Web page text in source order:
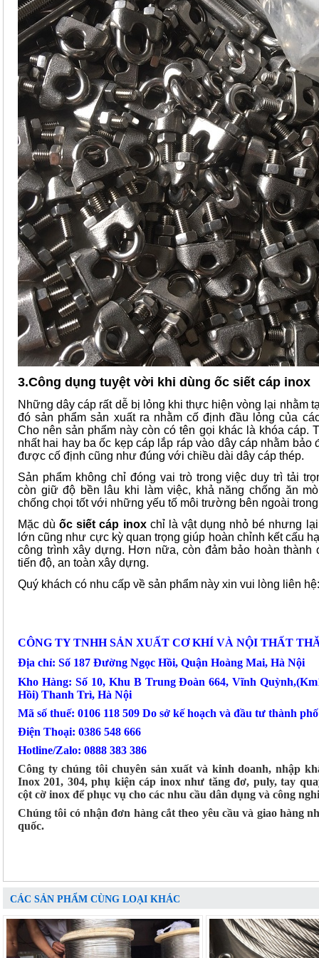
3.Công dụng tuyệt vời khi dùng ốc siết cáp inox
Những dây cáp rất dễ bị lỏng khi thực hiện vòng lại nhằm
đó sản phẩm sản xuất ra nhằm cố định đầu lỏng của
Cho nên sản phẩm này còn có tên gọi khác là khóa cáp.
nhất hai hay ba ốc kẹp cáp lắp ráp vào dây cáp nhằm bảo
được cố định cũng như đúng với chiều dài dây cáp thép.
Sản phẩm không chỉ đóng vai trò trong việc duy trì tải
còn giữ độ bền lâu khi làm việc, khả năng chống ăn
chống chọi tốt với những yếu tố môi trường bên ngoài
Mặc dùốc siết cáp inoxchỉ là vật dụng nhỏ bé nhưng
lớn cũng như cực kỳ quan trọng giúp hoàn chỉnh kết cấu
công trình xây dựng. Hơn nữa, còn đảm bảo hoàn thành
tiến độ, an toàn xây dựng.
Quý khách có nhu cấp về sản phẩm này xin vui lòng liên hệ:
CÔNG TY TNHH SẢN XUẤT CƠ KHÍ VÀ NỘI THẤT
Địa chỉ: Số 187 Đường Ngọc Hồi, Quận Hoàng Mai, Hà Nội
Kho Hàng: Số 10, Khu B Trung Đoàn 664, Vĩnh
Hồi) Thanh Trì, Hà Nội
Mã số thuế: 0106 118 509 Do sở kế hoạch và đầu tư thành
Điện Thoại: 0386 548 666
Hotline/Zalo: 0888 383 386
Công ty chúng tôi chuyên sản xuất và kinh doanh, nhập
Inox 201, 304, phụ kiện cáp inox như tăng đơ, puly, tay
cột cờ inox để phục vụ cho các nhu cầu dân dụng và công
Chúng tôi có nhận đơn hàng cắt theo yêu cầu và giao hàng
quốc.
CÁC SẢN PHẨM CÙNG LOẠI KHÁC